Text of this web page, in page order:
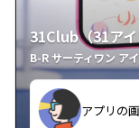
31Club（31ア
B-R サーティワン ア
アプリの
クラスご
す。